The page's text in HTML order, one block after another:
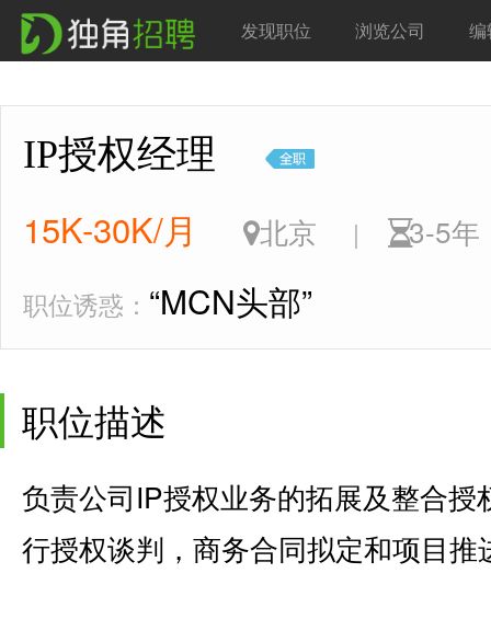
发现职位 浏览公司 编
IP授权经理
15K-30K/月 北京 | 3-5
职位诱惑： “MCN头部”
职位描述
负责公司IP授权业务的拓展及整合
行授权谈判，商务合同拟定和项目推